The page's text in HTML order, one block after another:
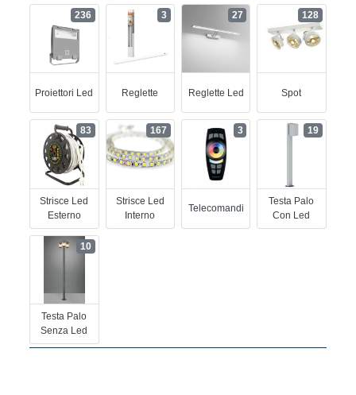
Proiettori Led
236
Reglette
3
Reglette Led
27
Spot
128
Strisce Led
Esterno
83
Strisce Led
Interno
167
Telecomandi
3
Testa Palo
Con Led
19
Testa Palo
Senza Led
10